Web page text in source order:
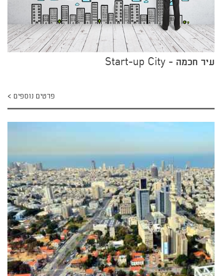
עיר חכמה - Start-up City
פרטים נוספים